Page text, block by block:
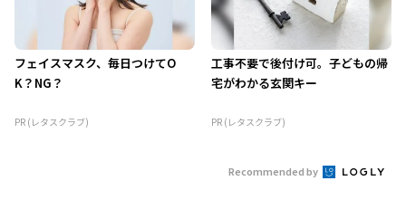
フェイスマスク、毎日つけてO
K？NG？
PR (レタスクラブ)
工事不要で後付け可。子どもの帰
宅がわかる玄関キー
PR (レタスクラブ)
Recommended by